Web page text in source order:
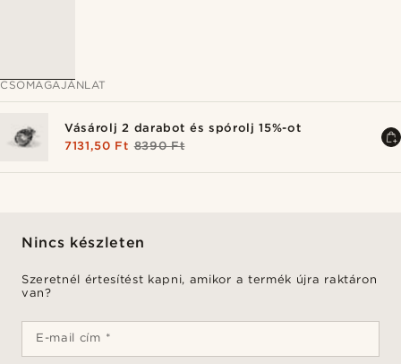
CSOMAGAJÁNLAT
Vásárolj 2 darabot és spórolj 15%-ot
7131,50 Ft 8390 Ft
Nincs készleten
Szeretnél értesítést kapni, amikor a termék újra raktáron
van?
E-mail cím *